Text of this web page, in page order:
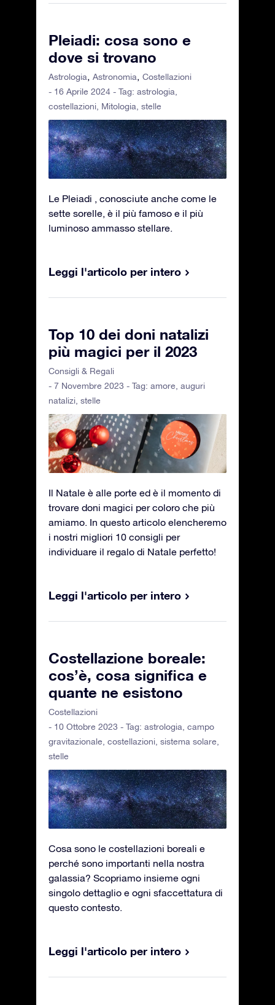
Pleiadi: cosa sono e
dove si trovano
Astrologia Astronomia Costellazioni
- 16 Aprile 2024 - Tag: astrologia,
costellazioni, Mitologia, stelle
Le Pleiadi , conosciute anche come le
sette sorelle, è il più famoso e il più
luminoso ammasso stellare.
Leggi l'articolo per intero
Top 10 dei doni natalizi
più magici per il 2023
Consigli & Regali
- 7 Novembre 2023 - Tag: amore auguri
natalizi stelle
Il Natale è alle porte ed è il momento di
trovare doni magici per coloro che più
amiamo. In questo articolo elencheremo
i nostri migliori 10 consigli per
individuare il regalo di Natale perfetto!
Leggi l'articolo per intero
Costellazione boreale:
cos’è, cosa significa e
quante ne esistono
Costellazioni
- 10 Ottobre 2023 - Tag: astrologia campo
gravitazionale costellazioni sistema solare
stelle
Cosa sono le costellazioni boreali e
perché sono importanti nella nostra
galassia? Scopriamo insieme ogni
singolo dettaglio e ogni sfaccettatura di
questo contesto.
Leggi l'articolo per intero